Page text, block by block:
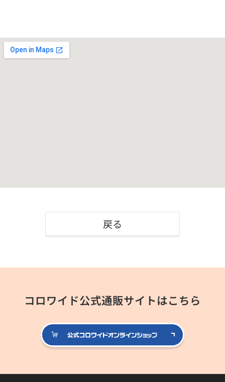
戻る
コロワイド公式通販サイトはこちら
公式コロ